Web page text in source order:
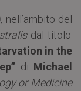
, nell’ambito del
dal titolo
in the
di Michael
or Medicine